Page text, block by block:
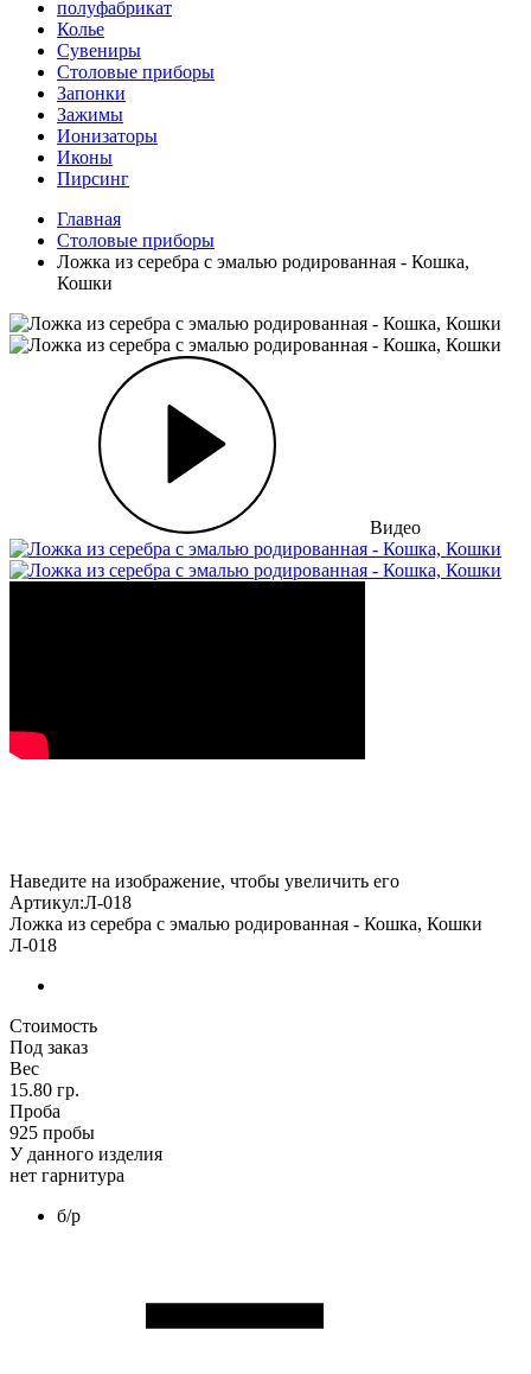
полуфабрикат
Колье
Сувениры
Столовые приборы
Запонки
Зажимы
Ионизаторы
Иконы
Пирсинг
Главная
Столовые приборы
Ложка из серебра с эмалью родированная - Кошка,
Кошки
Видео
Наведите на изображение, чтобы увеличить его
Артикул:Л-018
Ложка из серебра с эмалью родированная - Кошка, Кошки
Л-018
Стоимость
Под заказ
Вес
15.80 гр.
Проба
925 пробы
У данного изделия
нет гарнитура
б/р